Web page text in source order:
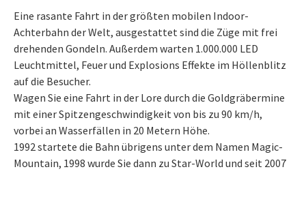
Eine rasante Fahrt in der größten mobilen Indoor-
Achterbahn der Welt, ausgestattet sind die Züge mit frei
drehenden Gondeln. Außerdem warten 1.000.000 LED
Leuchtmittel, Feuer und Explosions Effekte im Höllenblitz
auf die Besucher.
Wagen Sie eine Fahrt in der Lore durch die Goldgräbermine
mit einer Spitzengeschwindigkeit von bis zu 90 km/h,
vorbei an Wasserfällen in 20 Metern Höhe.
1992 startete die Bahn übrigens unter dem Namen Magic-
Mountain, 1998 wurde Sie dann zu Star-World und seit 2007